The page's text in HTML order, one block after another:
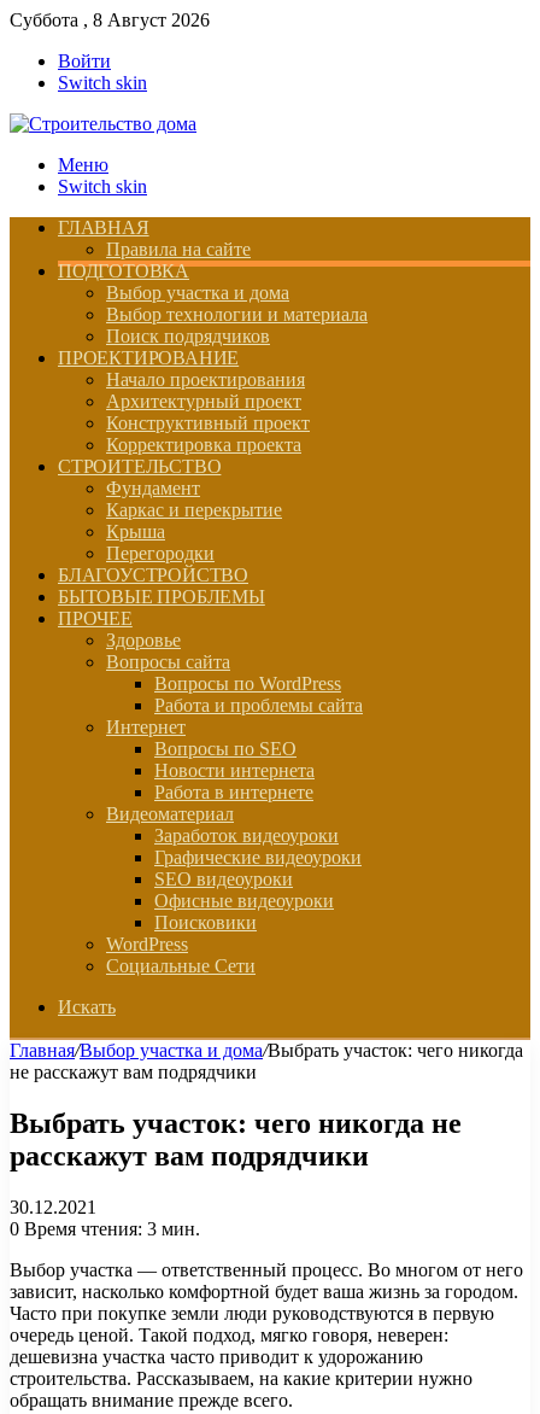
Суббота , 8 Август 2026
Войти
Switch skin
Меню
Switch skin
ГЛАВНАЯ
Правила на сайте
ПОДГОТОВКА
Выбор участка и дома
Выбор технологии и материала
Поиск подрядчиков
ПРОЕКТИРОВАНИЕ
Начало проектирования
Архитектурный проект
Конструктивный проект
Корректировка проекта
СТРОИТЕЛЬСТВО
Фундамент
Каркас и перекрытие
Крыша
Перегородки
БЛАГОУСТРОЙСТВО
БЫТОВЫЕ ПРОБЛЕМЫ
ПРОЧЕЕ
Здоровье
Вопросы сайта
Вопросы по WordPress
Работа и проблемы сайта
Интернет
Вопросы по SEO
Новости интернета
Работа в интернете
Видеоматериал
Заработок видеоуроки
Графические видеоуроки
SEO видеоуроки
Офисные видеоуроки
Поисковики
WordPress
Социальные Сети
Искать
Главная/Выбор участка и дома/Выбрать участок: чего никогда
не расскажут вам подрядчики
Выбрать участок: чего никогда не
расскажут вам подрядчики
30.12.2021
0 Время чтения: 3 мин.
Выбор участка — ответственный процесс. Во многом от него
зависит, насколько комфортной будет ваша жизнь за городом.
Часто при покупке земли люди руководствуются в первую
очередь ценой. Такой подход, мягко говоря, неверен:
дешевизна участка часто приводит к удорожанию
строительства. Рассказываем, на какие критерии нужно
обращать внимание прежде всего.